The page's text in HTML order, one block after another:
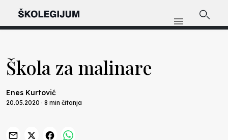
Škola za malinare
Enes Kurtović
20.05.2020 · 8 min čitanja